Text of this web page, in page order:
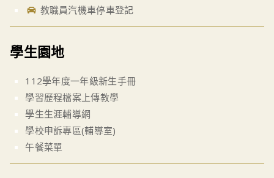
教職員汽機車停車登記
學生園地
112學年度一年級新生手冊
學習歷程檔案上傳教學
學生生涯輔導網
學校申訴專區(輔導室)
午餐菜單